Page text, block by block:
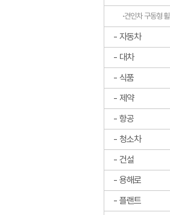
견인차 구동형 휠
자동차
대차
식품
제약
항공
청소차
건설
용해로
플랜트